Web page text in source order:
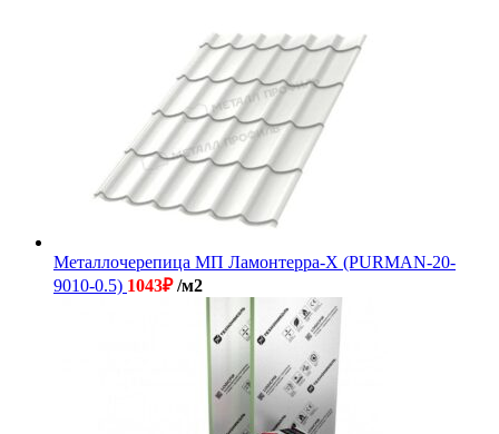
Металлочерепица МП Ламонтерра-X (PURMAN-20-
9010-0.5) 1043₽/м2